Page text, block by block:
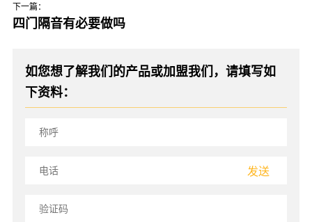
下一篇：
四门隔音有必要做吗
如您想了解我们的产品或加盟我们，请填写如
下资料：
发送